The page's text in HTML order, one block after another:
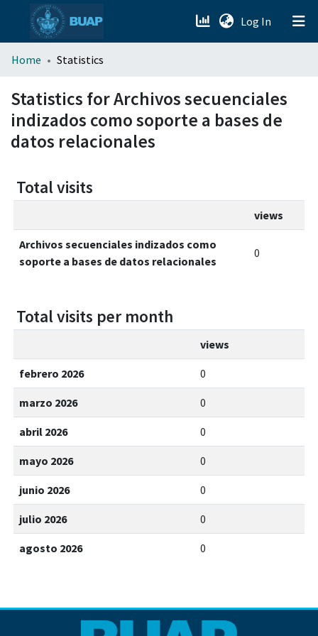
Log In (current)
menu.section.about_menu
All of DSpace
Home Statistics
Statistics for Archivos secuenciales
indizados como soporte a bases de
datos relacionales
Total visits
views
Archivos secuenciales indizados como
soporte a bases de datos relacionales
0
Total visits per month
views
febrero 2026 0
marzo 2026 0
abril 2026 0
mayo 2026 0
junio 2026 0
julio 2026 0
agosto 2026 0